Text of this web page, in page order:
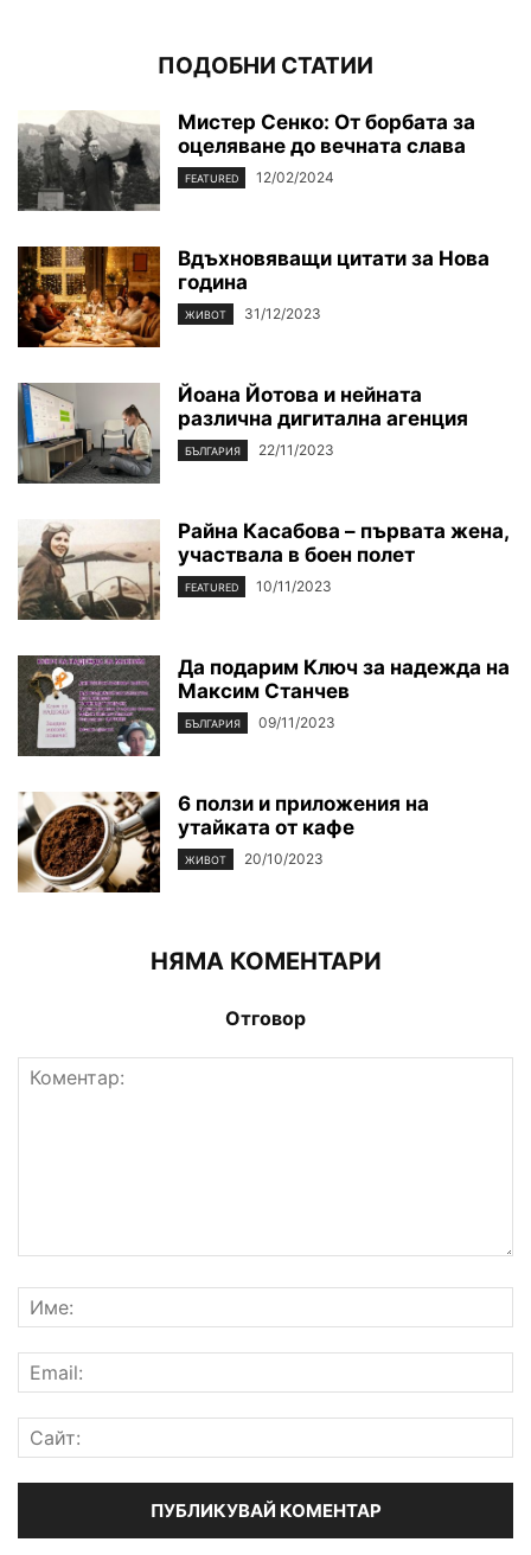
ПОДОБНИ СТАТИИ
Мистер Сенко: От борбата за
оцеляване до вечната слава
FEATURED 12/02/2024
Вдъхновяващи цитати за Нова
година
ЖИВОТ 31/12/2023
Йоана Йотова и нейната
различна дигитална агенция
БЪЛГАРИЯ 22/11/2023
Райна Касабова – първата жена,
участвала в боен полет
FEATURED 10/11/2023
Да подарим Ключ за надежда на
Максим Станчев
БЪЛГАРИЯ 09/11/2023
6 ползи и приложения на
утайката от кафе
ЖИВОТ 20/10/2023
НЯМА КОМЕНТАРИ
Отговор